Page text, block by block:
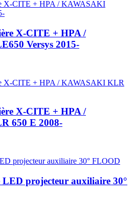
X-CITE + HPA /
Versys 2015-
X-CITE + HPA /
650 E 2008-
LED projecteur auxiliaire 30°